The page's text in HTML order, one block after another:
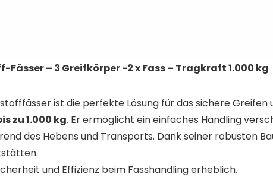
– 3 Greifkörper -2 x Fass – Tragkraft 1.000 kg
ist die perfekte Lösung für das sichere
zu 1.000 kg. Er ermöglicht ein einfaches Handling
des Hebens und Transports. Dank seiner robusten
und Effizienz beim Fasshandling erheblich.